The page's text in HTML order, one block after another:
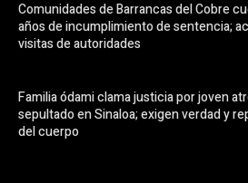
Comunidades de Barrancas del Cobre
años de incumplimiento de sentencia;
visitas de autoridades
Familia ódami clama justicia por joven
sepultado en Sinaloa; exigen verdad y
del cuerpo